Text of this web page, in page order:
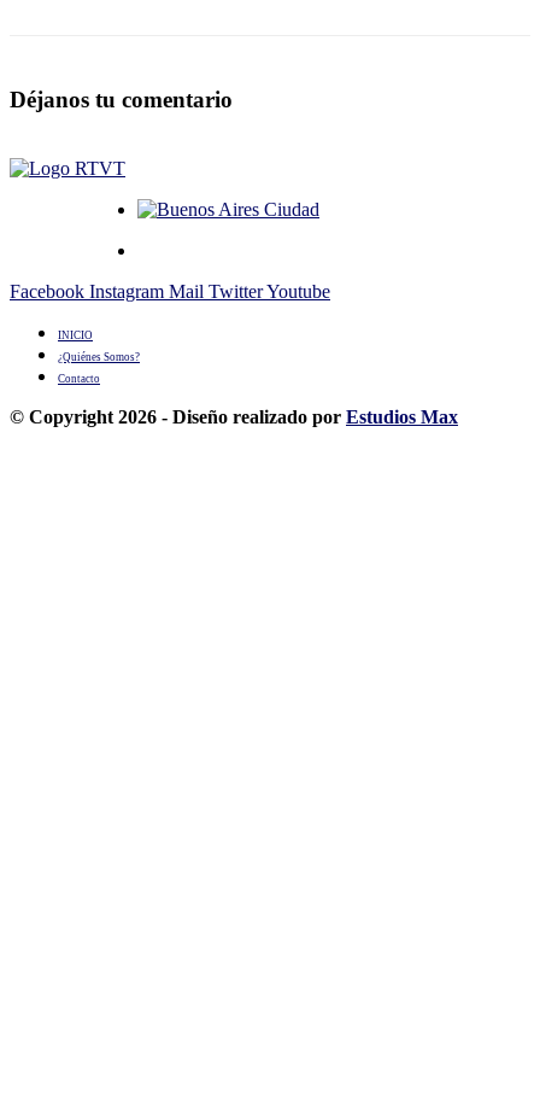
Déjanos tu comentario
Facebook Instagram Mail TwitterYoutube
INICIO
¿Quiénes Somos?
Contacto
© Copyright 2026 - Diseño realizado por Estudios Max